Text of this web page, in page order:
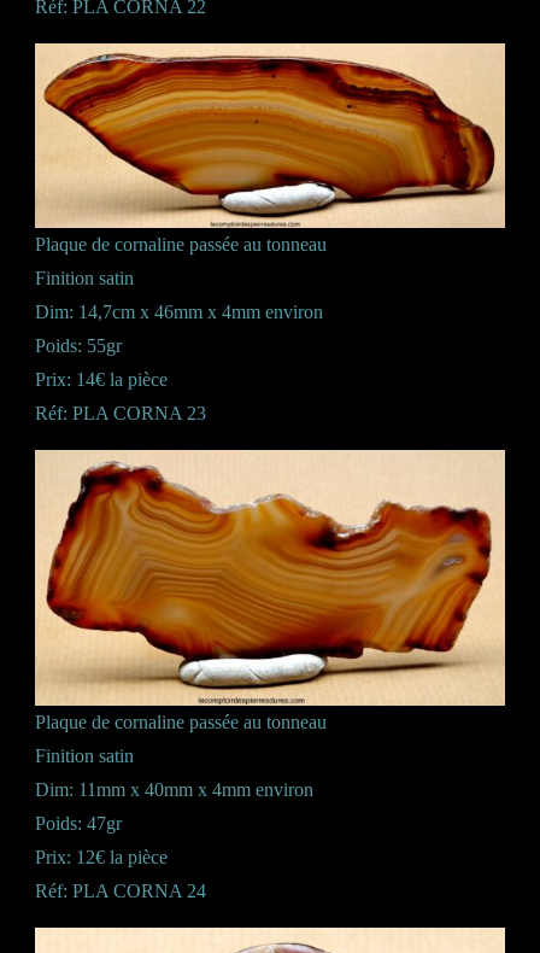
Réf: PLA CORNA 22
Plaque de cornaline passée au tonneau
Finition satin
Dim: 14,7cm x 46mm x 4mm environ
Poids: 55gr
Prix: 14€ la pièce
Réf: PLA CORNA 23
Plaque de cornaline passée au tonneau
Finition satin
Dim: 11mm x 40mm x 4mm environ
Poids: 47gr
Prix: 12€ la pièce
Réf: PLA CORNA 24